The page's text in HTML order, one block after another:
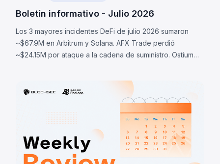
Boletín informativo - Julio 2026
Los 3 mayores incidentes DeFi de julio 2026 sumaron
~$67.9M en Arbitrum y Solana. AFX Trade perdió
~$24.15M por ataque a la cadena de suministro. Ostium